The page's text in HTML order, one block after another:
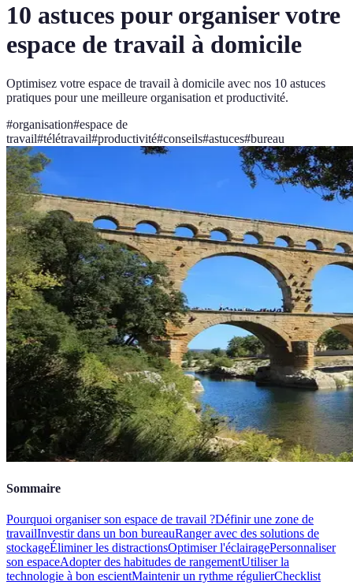
10 astuces pour organiser votre
espace de travail à domicile
Optimisez votre espace de travail à domicile avec nos 10 astuces
pratiques pour une meilleure organisation et productivité.
#organisation#espace de
travail#télétravail#productivité#conseils#astuces#bureau
Sommaire
Pourquoi organiser son espace de travail ?Définir une zone de
travailInvestir dans un bon bureauRanger avec des solutions de
stockageÉliminer les distractionsOptimiser l'éclairagePersonnaliser
son espaceAdopter des habitudes de rangementUtiliser la
technologie à bon escientMaintenir un rythme régulierChecklist